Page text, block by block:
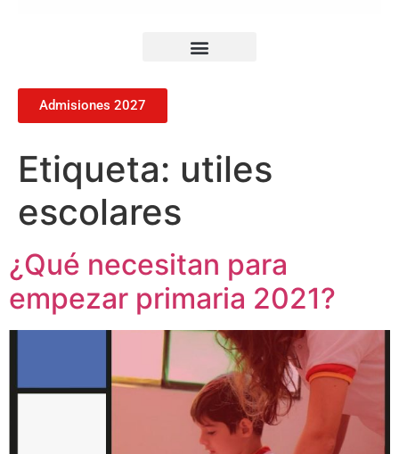
Admisiones 2027
Etiqueta: utiles
escolares
¿Qué necesitan para
empezar primaria 2021?